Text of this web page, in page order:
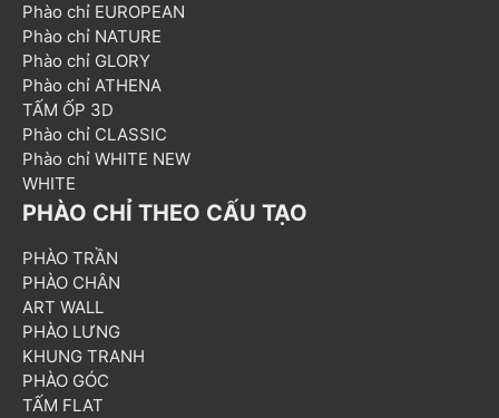
Phào chỉ EUROPEAN
Phào chỉ NATURE
Phào chỉ GLORY
Phào chỉ ATHENA
TẤM ỐP 3D
Phào chỉ CLASSIC
Phào chỉ WHITE NEW
WHITE
PHÀO CHỈ THEO CẤU TẠO
PHÀO TRẦN
PHÀO CHÂN
ART WALL
PHÀO LƯNG
KHUNG TRANH
PHÀO GÓC
TẤM FLAT